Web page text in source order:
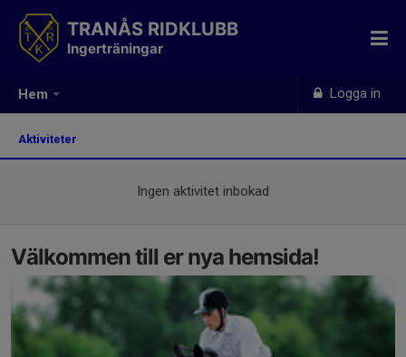
Hem Logga in
TRANÅS RIDKLUBB
Ingerträningar
Aktiviteter
Ingen aktivitet inbokad
Välkommen till er nya hemsida!